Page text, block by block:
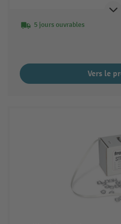
5 jours ouvrables
Vers le